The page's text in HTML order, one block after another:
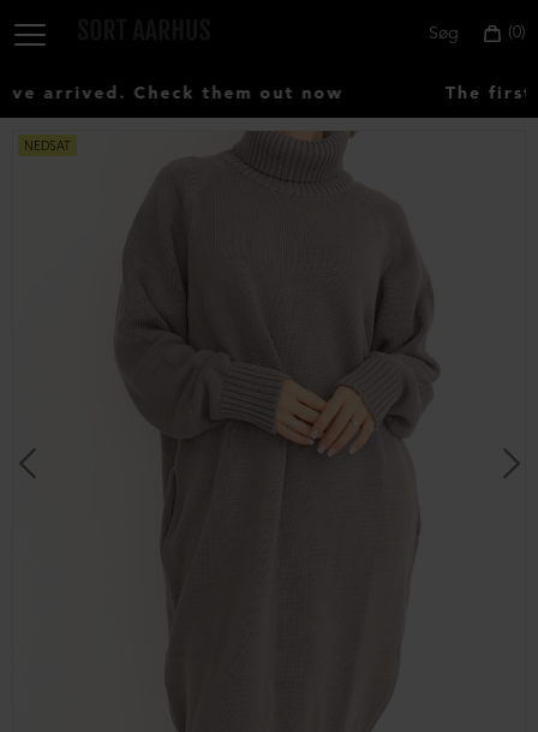
0
Søg
arrived. Check them out now The first
NEDSAT